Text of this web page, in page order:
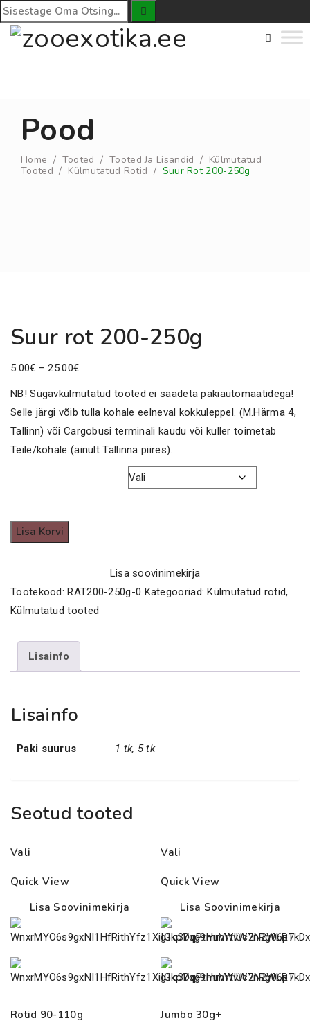
Pood
Home / Tooted /Tooted Ja Lisandid / Külmutatud
Tooted / Külmutatud Rotid / Suur Rot 200-250g
Suur rot 200-250g
5.00€ – 25.00€Price
NB! Sügavkülmutatud tooted ei saadeta pakiautomaatidega!
Selle järgi võib tulla kohale eelneval kokkuleppel. (M.Härma 4,
Tallinn) või Cargobusi terminali kaudu või kuller toimetab
Teile/kohale (ainult Tallinna piires).
Suur
rot
250g
kogus
Lisa Korvi
Lisa soovinimekirja
Tootekood:RAT200-250g-0 Kategooriad:Külmutatud rotid,
Külmutatud tooted
Lisainfo
Lisainfo
Paki suurus 1 tk, 5 tk
Seotud tooted
Vali
Quick View
Lisa Soovinimekirja
Rotid 90-110g
Vali
Quick View
Lisa Soovinimekirja
Jumbo 30g+